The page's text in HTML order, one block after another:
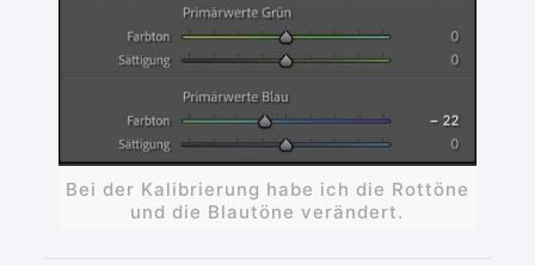
Bei der Kalibrierung habe ich die Rottöne
und die Blautöne verändert.